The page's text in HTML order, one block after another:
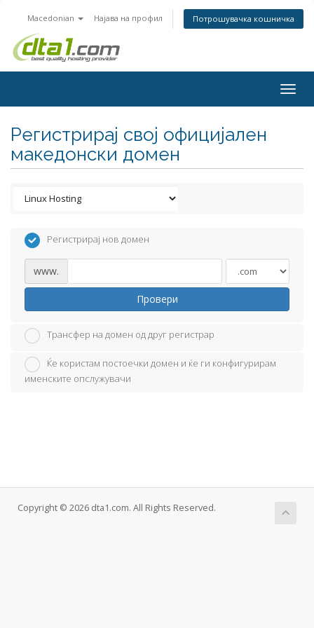
Macedonian Најава на профил Потрошувачка кошничка
Регистрирај свој официјален
македонски домен
Регистрирај нов домен
www.
Провери
Трансфер на домен од друг регистрар
Ќе користам постоечки домен и ќе ги конфигурирам
именските опслужувачи
Copyright © 2026 dta1.com. All Rights Reserved.